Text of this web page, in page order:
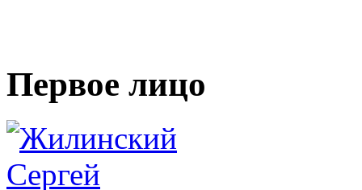
Первое лицо